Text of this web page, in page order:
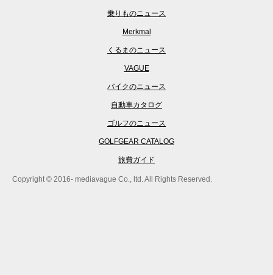
乗りものニュース
Merkmal
くるまのニュース
VAGUE
バイクのニュース
自動車カタログ
ゴルフのニュース
GOLFGEAR CATALOG
旅費ガイド
Copyright © 2016- mediavague Co., ltd. All Rights Reserved.